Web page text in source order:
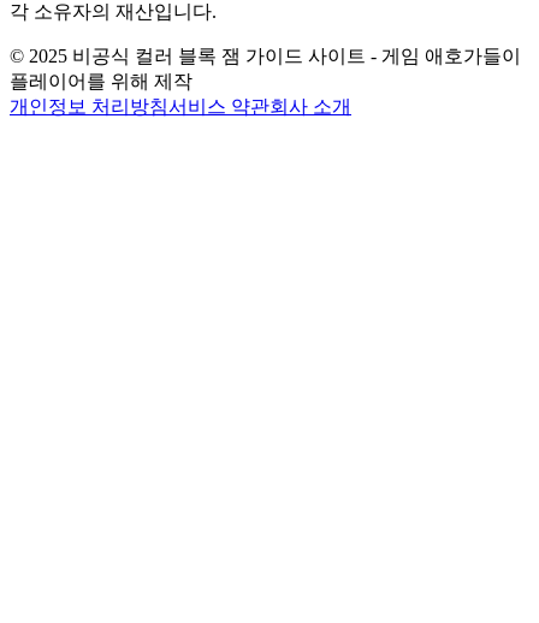
각 소유자의 재산입니다.
© 2025 비공식 컬러 블록 잼 가이드 사이트 - 게임 애호가들이
플레이어를 위해 제작
개인정보 처리방침서비스 약관회사 소개